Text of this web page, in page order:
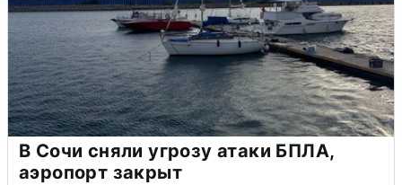
В Сочи сняли угрозу атаки БПЛА,
аэропорт закрыт